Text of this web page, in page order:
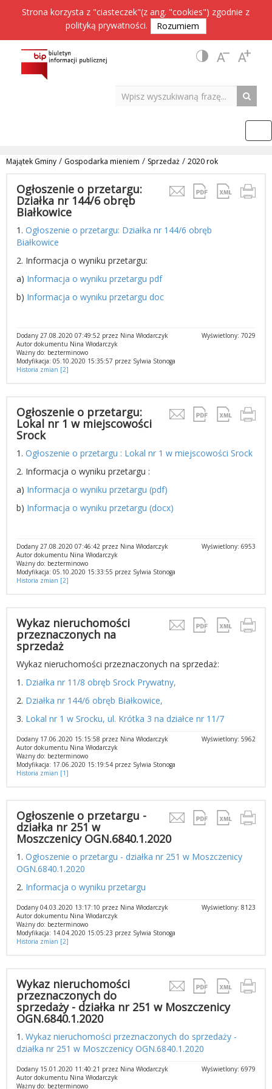
Strona korzysta z "ciasteczek"(z ang. "cookies") zgodnie z
polityką prywatności. Rozumiem
Majątek Gminy / Gospodarka mieniem / Sprzedaż / 2020 rok
Ogłoszenie o przetargu:
Działka nr 144/6 obręb
Białkowice
1. Ogłoszenie o przetargu: Działka nr 144/6 obręb
Białkowice
2. Informacja o wyniku przetargu:
a) Informacja o wyniku przetargu pdf
b) Informacja o wyniku przetargu doc
Wyświetlony: 7029
Dodany 27.08.2020 07:49:52 przez Nina Włodarczyk
Autor dokumentu Nina Włodarczyk
Ważny do: bezterminowo
Modyfikacja: 05.10.2020 15:35:57 przez Sylwia Stonoga
Historia zmian [2]
Ogłoszenie o przetargu:
Lokal nr 1 w miejscowości
Srock
1. Ogłoszenie o przetargu : Lokal nr 1 w miejscowości Srock
2. Informacja o wyniku przetargu :
a) Informacja o wyniku przetargu (pdf)
b) Informacja o wyniku przetargu (docx)
Wyświetlony: 6953
Dodany 27.08.2020 07:46:42 przez Nina Włodarczyk
Autor dokumentu Nina Włodarczyk
Ważny do: bezterminowo
Modyfikacja: 05.10.2020 15:33:55 przez Sylwia Stonoga
Historia zmian [2]
Wykaz nieruchomości
przeznaczonych na
sprzedaż
Wykaz nieruchomości przeznaczonych na sprzedaż:
1. Działka nr 11/8 obręb Srock Prywatny,
2. Działka nr 144/6 obręb Białkowice,
3. Lokal nr 1 w Srocku, ul. Krótka 3 na działce nr 11/7
Wyświetlony: 5962
Dodany 17.06.2020 15:15:58 przez Nina Włodarczyk
Autor dokumentu Nina Włodarczyk
Ważny do: bezterminowo
Modyfikacja: 17.06.2020 15:19:54 przez Sylwia Stonoga
Historia zmian [1]
Ogłoszenie o przetargu -
działka nr 251 w
Moszczenicy OGN.6840.1.2020
1. Ogłoszenie o przetargu - działka nr 251 w Moszczenicy
OGN.6840.1.2020
2. Informacja o wyniku przetargu
Wyświetlony: 8123
Dodany 04.03.2020 13:17:10 przez Nina Włodarczyk
Autor dokumentu Nina Włodarczyk
Ważny do: bezterminowo
Modyfikacja: 14.04.2020 15:05:23 przez Sylwia Stonoga
Historia zmian [2]
Wykaz nieruchomości
przeznaczonych do
sprzedaży - działka nr 251 w Moszczenicy
OGN.6840.1.2020
1. Wykaz nieruchomości przeznaczonych do sprzedaży -
działka nr 251 w Moszczenicy OGN.6840.1.2020
Wyświetlony: 6979
Dodany 15.01.2020 11:40:21 przez Nina Włodarczyk
Autor dokumentu Nina Włodarczyk
Ważny do: bezterminowo